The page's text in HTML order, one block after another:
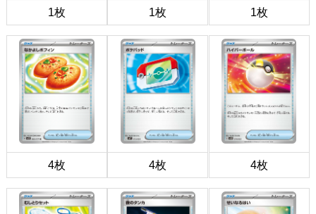
1枚 1枚 1枚
4枚 4枚 4枚